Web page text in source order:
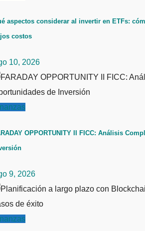
aspectos considerar al invertir en ETFs:
costos
10, 2026
OPPORTUNITY II FICC: Análisis
9, 2026